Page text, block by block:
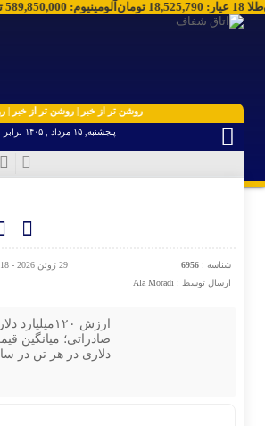
آلومینیوم: طلا 18 عیار :
18,525,790 تومان
روشن تر از خبر | روشن تر از خبر | روشن
پنجشنبه, ۱۵ مرداد , ۱۴۰۵ برابر با - Thursday, 6 August , 2026
شناسه : 6956
29 ژوئن 2026 - 19:18
ارسال توسط : Ala Moradi
ارزش
دلاری در هر تن در سال